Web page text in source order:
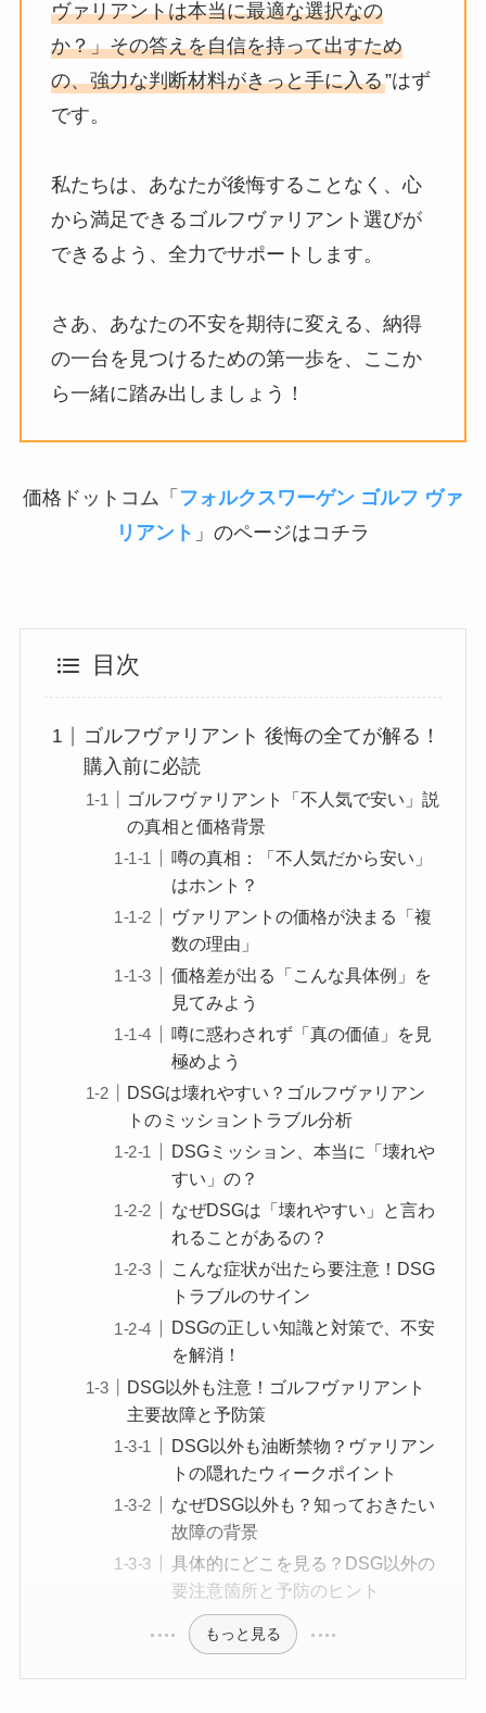
ヴァリアントは本当に最適な選択なの
か？」その答えを自信を持って出すため
の、強力な判断材料がきっと手に入る”はず
です。
私たちは、あなたが後悔することなく、心
から満足できるゴルフヴァリアント選びが
できるよう、全力でサポートします。
さあ、あなたの不安を期待に変える、納得
の一台を見つけるための第一歩を、ここか
ら一緒に踏み出しましょう！
価格ドットコム「 フォルクスワーゲン ゴルフ ヴァ
リアント 」のページはコチラ
目次
ゴルフヴァリアント 後悔の全てが解る！
購入前に必読
ゴルフヴァリアント「不人気で安い」説
の真相と価格背景
噂の真相：「不人気だから安い」
はホント？
ヴァリアントの価格が決まる「複
数の理由」
価格差が出る「こんな具体例」を
見てみよう
噂に惑わされず「真の価値」を見
極めよう
DSGは壊れやすい？ゴルフヴァリアン
トのミッショントラブル分析
DSGミッション、本当に「壊れや
すい」の？
なぜDSGは「壊れやすい」と言わ
れることがあるの？
こんな症状が出たら要注意！DSG
トラブルのサイン
DSGの正しい知識と対策で、不安
を解消！
DSG以外も注意！ゴルフヴァリアント
主要故障と予防策
DSG以外も油断禁物？ヴァリアン
トの隠れたウィークポイント
なぜDSG以外も？知っておきたい
故障の背景
具体的にどこを見る？DSG以外の
要注意箇所と予防のヒント
もっと見る